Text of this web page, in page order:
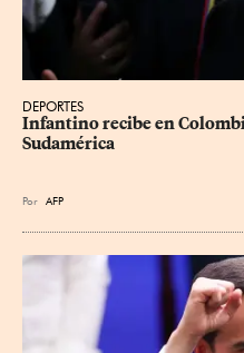
DEPORTES
Infantino recibe en
Sudamérica
Por AFP